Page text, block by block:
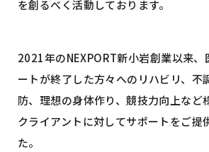
を創るべく活動しております。
2021年のNEXPORT新小岩創業以来、
ートが終了した方々へのリハビリ、不
防、理想の身体作り、競技力向上など
クライアントに対してサポートをご提
た。